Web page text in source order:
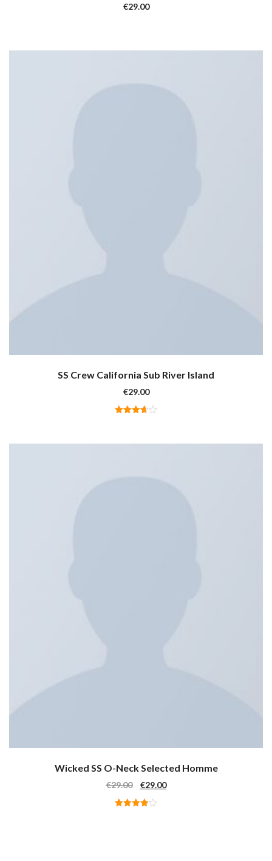
€29.00
SS Crew California Sub River Island
€29.00
Wicked SS O-Neck Selected Homme
€29.00 Il Prezzo Originale Era: €29.00.
€29.00Il Prezzo Attuale È: €29.00.